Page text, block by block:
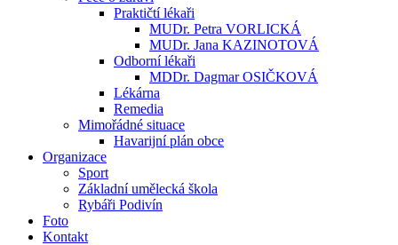
Praktičtí lékaři
MUDr. Petra VORLICKÁ
MUDr. Jana KAZINOTOVÁ
Odborní lékaři
MDDr. Dagmar OSIČKOVÁ
Lékárna
Remedia
Mimořádné situace
Havarijní plán obce
Organizace
Sport
Základní umělecká škola
Rybáři Podivín
Foto
Kontakt